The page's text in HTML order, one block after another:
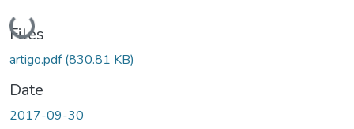
Loading...
Files
artigo.pdf(830.81 KB)
Date
2017-09-30